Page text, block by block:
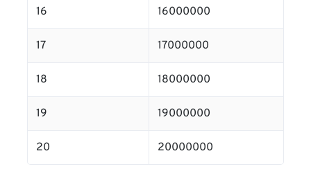
16 16000000
17 17000000
18 18000000
19 19000000
20 20000000